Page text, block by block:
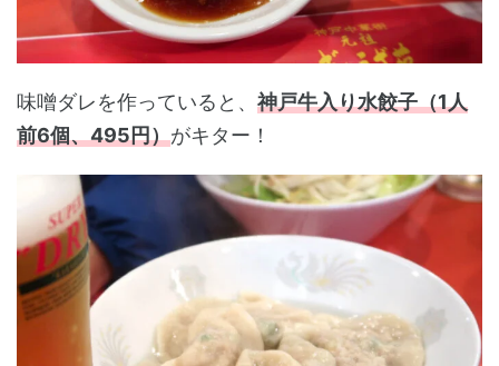
味噌ダレを作っていると、 神戸牛入り水餃子（1人
前6個、495円）がキター！